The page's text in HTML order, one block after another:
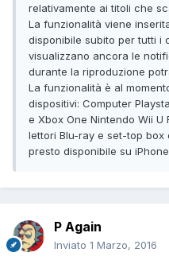
relativamente ai titoli che
La funzionalità viene
disponibile subito per tutti i
visualizzano ancora le
durante la riproduzione
La funzionalità è al
dispositivi: Computer
e Xbox One Nintendo Wii U
lettori Blu-ray e set-top
presto disponibile su
P Again
Inviato 1 Marzo, 2016